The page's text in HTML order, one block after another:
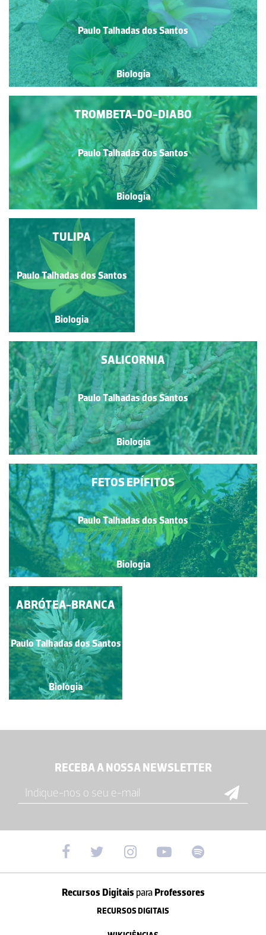
Paulo Talhadas dos Santos
Biologia
TROMBETA-DO-DIABO
Paulo Talhadas dos Santos
Biologia
CARQUEJA
Paulo Talhadas dos Santos
Biologia
TULIPA
Paulo Talhadas dos Santos
Biologia
SALICORNIA
Paulo Talhadas dos Santos
Biologia
FETOS EPÍFITOS
Paulo Talhadas dos Santos
Biologia
ABRÓTEA-BRANCA
Paulo Talhadas dos Santos
Biologia
RECEBA A NOSSA NEWSLETTER
Recursos Digitais paraProfessores
RECURSOS DIGITAIS